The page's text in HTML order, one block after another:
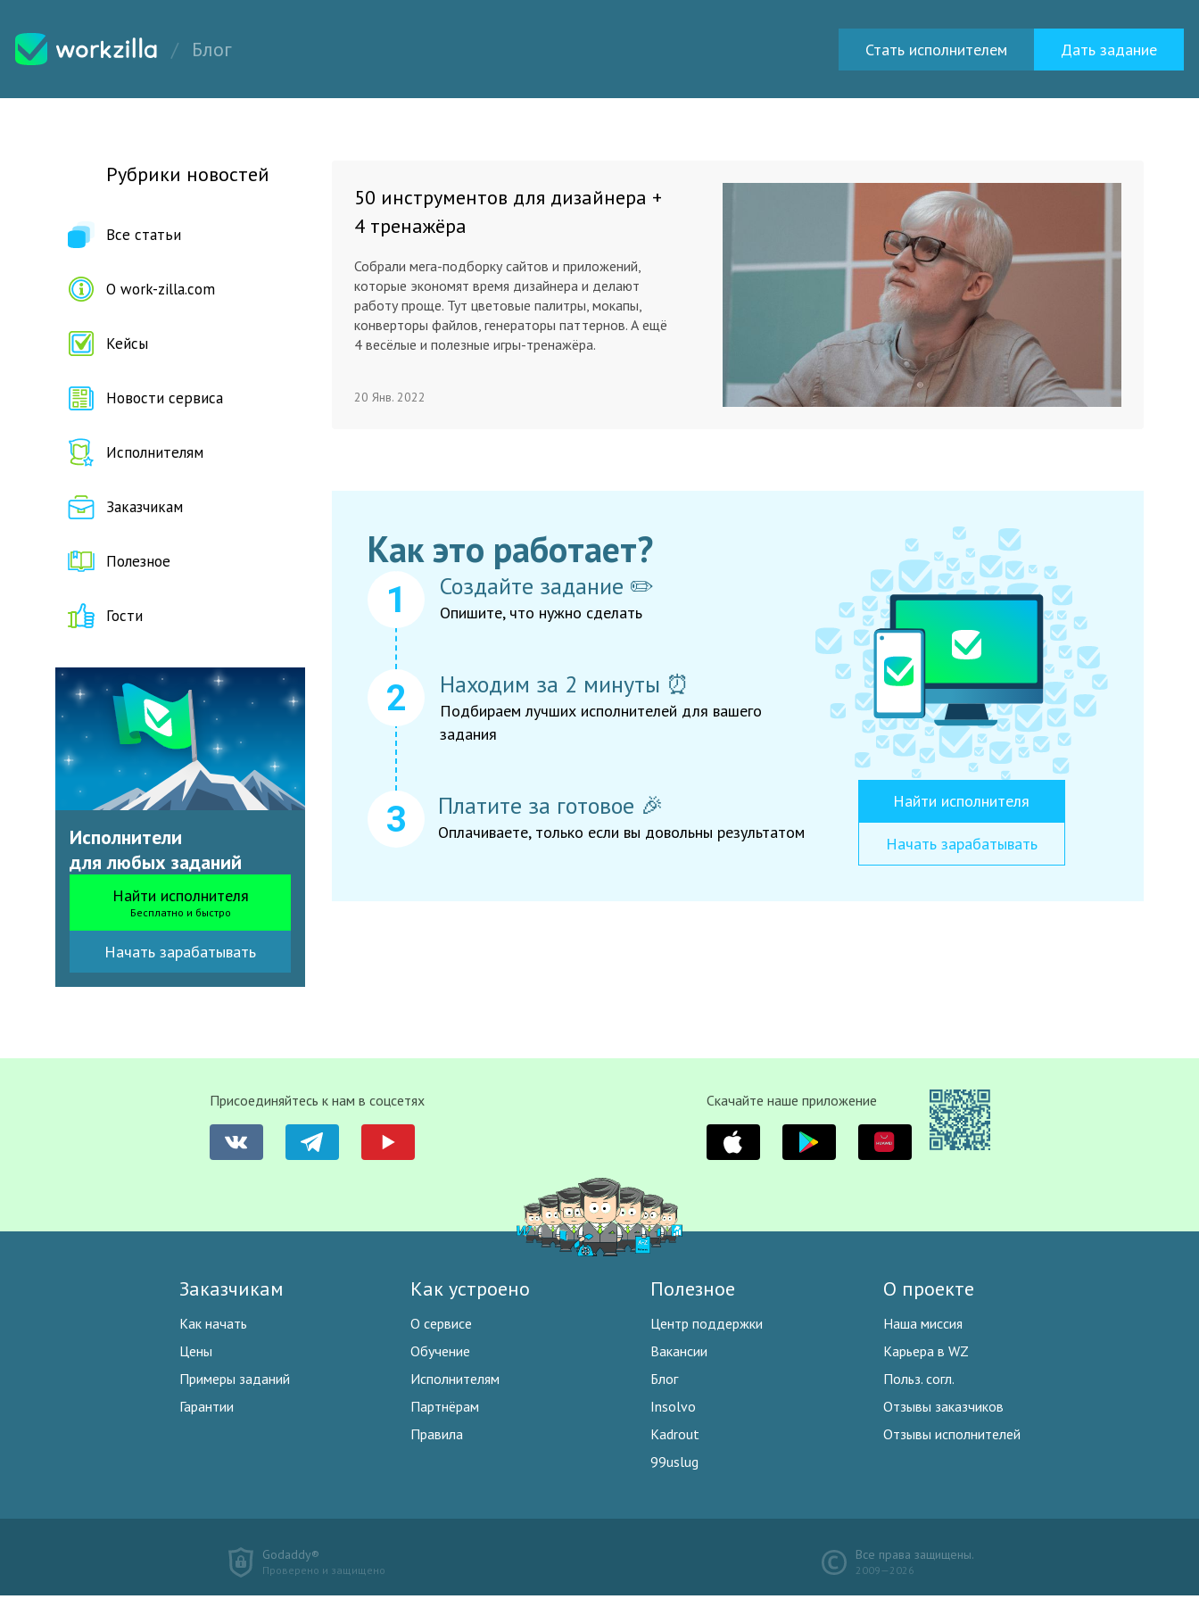
Блог Стать исполнителем Дать задание
Рубрики новостей
Все статьи
О work-zilla.com
Кейсы
Новости сервиса
Исполнителям
Заказчикам
Полезное
Гости
Исполнители
для любых заданий
Найти исполнителя
Бесплатно и быстро
Начать зарабатывать
50 инструментов для дизайнера +
4 тренажёра
Собрали мега-подборку сайтов и приложений,
которые экономят время дизайнера и делают
работу проще. Тут цветовые палитры, мокапы,
конверторы файлов, генераторы паттернов. А ещё
4 весёлые и полезные игры-тренажёра.
20 Янв. 2022
Как это работает?
Создайте задание ✏️
Опишите, что нужно сделать
Находим за 2 минуты ⏰
Подбираем лучших исполнителей для вашего
задания
Платите за готовое 🎉
Оплачиваете, только если вы довольны результатом
Найти исполнителя
Начать зарабатывать
Присоединяйтесь к нам в соцсетях Скачайте наше приложение
Заказчикам
Как начать
Цены
Примеры заданий
Гарантии
Как устроено
О сервисе
Обучение
Исполнителям
Партнёрам
Правила
Полезное
Центр поддержки
Вакансии
Блог
Insolvo
Kadrout
99uslug
О проекте
Наша миссия
Карьера в WZ
Польз. согл.
Отзывы заказчиков
Отзывы исполнителей
Godaddy®
Проверено и защищено
Все права защищены.
2009—2026